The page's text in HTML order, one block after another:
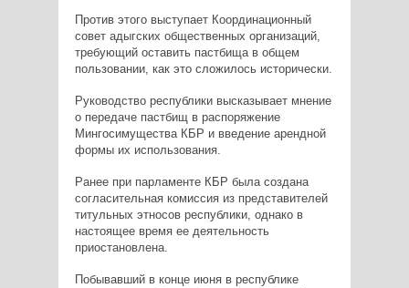
Против этого выступает Координационный
совет адыгских общественных организаций,
требующий оставить пастбища в общем
пользовании, как это сложилось исторически.
Руководство республики высказывает мнение
о передаче пастбищ в распоряжение
Мингосимущества КБР и введение арендной
формы их использования.
Ранее при парламенте КБР была создана
согласительная комиссия из представителей
титульных этносов республики, однако в
настоящее время ее деятельность
приостановлена.
Побывавший в конце июня в республике